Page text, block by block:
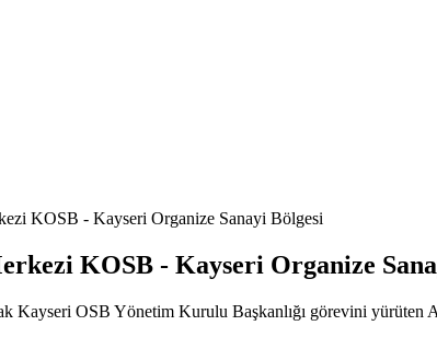
KOSB - Kayseri Organize Sanayi Bölgesi
KOSB - Kayseri Organize
Kayseri OSB Yönetim Kurulu Başkanlığı görevini yürüten